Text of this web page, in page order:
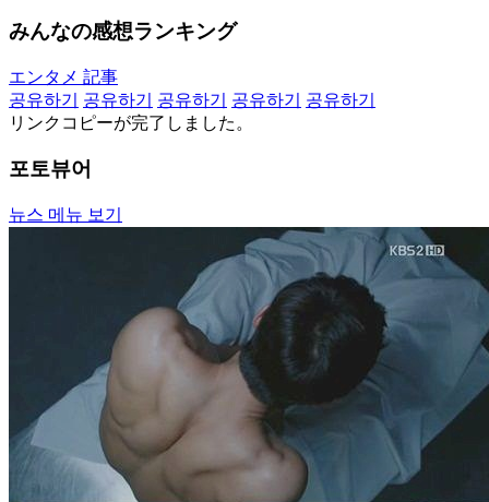
みんなの感想ランキング
エンタメ 記事
공유하기
공유하기 공유하기 공유하기
공유하기
リンクコピーが完了しました。
포토뷰어
뉴스 메뉴 보기